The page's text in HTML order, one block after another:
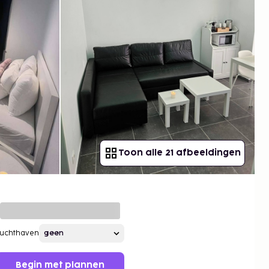
Toon alle 21 afbeeldingen
Begin met plannen